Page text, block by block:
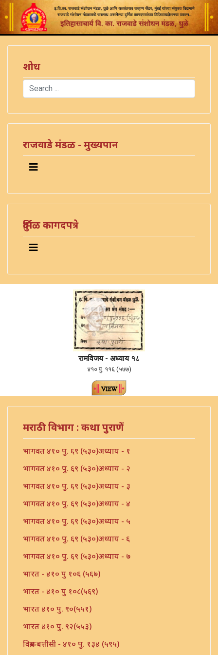
शोध
Search
राजवाडे मंडळ - मुख्यपान
दुर्मिळ कागदपत्रे
रामविजय - अध्याय १८
४१० पु. ११६ (५७७)
मराठी विभाग : कथा पुराणें
भागवत ४१० पु. ६९ (५३०)अध्याय - १
भागवत ४१० पु. ६९ (५३०)अध्याय - २
भागवत ४१० पु. ६९ (५३०)अध्याय - ३
भागवत ४१० पु. ६९ (५३०)अध्याय - ४
भागवत ४१० पु. ६९ (५३०)अध्याय - ५
भागवत ४१० पु. ६९ (५३०)अध्याय - ६
भागवत ४१० पु. ६९ (५३०)अध्याय - ७
भारत - ४१० पु १०६ (५६७)
भारत - ४१० पु १०८(५६९)
भारत ४१० पु. ९०(५५१)
भारत ४१० पु. ९२(५५३)
विक्रम बत्तीसी - ४१० पु. १३४ (५९५)